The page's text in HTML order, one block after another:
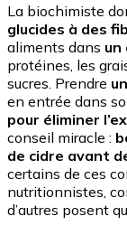
La biochimiste
glucides à des
aliments dans un
protéines, les
sucres. Prendre
en entrée dans
pour éliminer
conseil miracle :
de cidre avant
certains de ces
nutritionnistes,
d’autres posent